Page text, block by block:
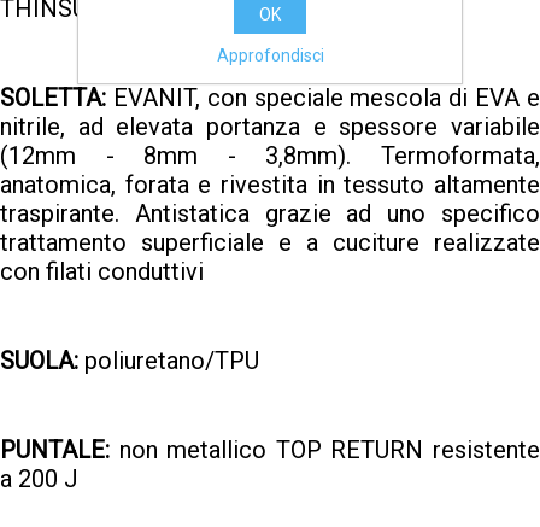
THINSULATE™ 200g
SOLETTA: EVANIT, con speciale mescola di EVA e
nitrile, ad elevata portanza e spessore variabile
(12mm - 8mm - 3,8mm). Termoformata,
anatomica, forata e rivestita in tessuto altamente
traspirante. Antistatica grazie ad uno specifico
trattamento superficiale e a cuciture realizzate
con filati conduttivi
SUOLA: poliuretano/TPU
PUNTALE: non metallico TOP RETURN resistente
a 200 J
OK
Approfondisci